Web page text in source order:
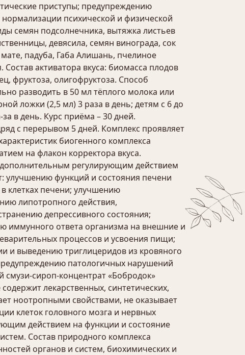
приступы; предупреждению
психической и физической
семян подсолнечника, вытяжка листьев
девясила, семян винограда, сок
падуба, Габа Алишань, пчелиное
активатора вкуса: биомасса плодов
фруктоза, олигофруктоза. Способ
разводить в 50 мл тёплого молока или
ложки (2,5 мл) 3 раза в день; детям с 6 до
в день. Курс приёма – 30 дней.
с перерывом 5 дней. Комплекс проявляет
биогенного комплекса
на флакон корректора вкуса.
регулирующим действием
улучшению функций и состояния печени
клетках печени; улучшению
липотропного действия,
депрессивного состояния;
ответа организма на внешние и
процессов и усвоения пищи;
и выведению триглицеридов из кровяного
патологичных нарушений
сироп-концентрат «Бобродок»
лекарственных, синтетических,
ноотропными свойствами, не оказывает
клеток головного мозга и нервных
действием на функции и состояние
Состав природного комплекса
органов и систем, биохимических и